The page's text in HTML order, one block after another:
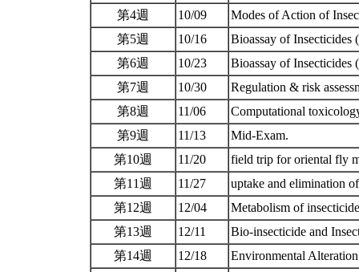
第4週
10/09
Modes of Action of
第5週
10/16
Bioassay of Insecticides
第6週
10/23
Bioassay of Insecticides
第7週
10/30
Regulation & risk
第8週
11/06
Computational
第9週
11/13
Mid-Exam.
第10週
11/20
field trip for oriental fly
第11週
11/27
uptake and elimination
第12週
12/04
Metabolism of
第13週
12/11
Bio-insecticide and
第14週
12/18
Environmental